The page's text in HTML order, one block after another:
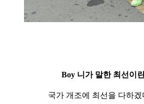
Boy 니가 말한 최선이
국가 개조에 최선을 다하겠